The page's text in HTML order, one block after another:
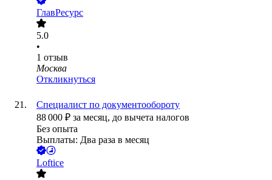
ГлавРесурс
5.0
•
1 отзыв
Москва
Откликнуться
Специалист по документообороту
88 000 ₽ за месяц, до вычета налогов
Без опыта
Выплаты: Два раза в месяц
Loftice